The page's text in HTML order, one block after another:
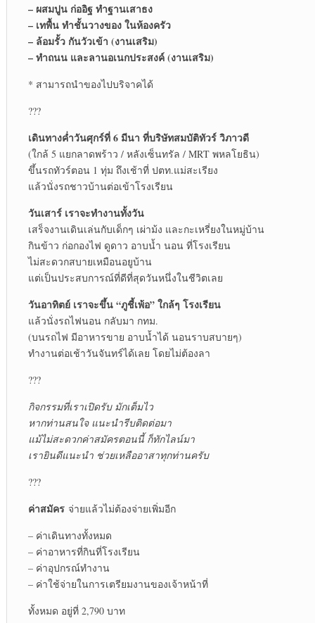
– ผสมปูน ก่ออิฐ ทำฐานเสาธง
– เทพื้น ทำชั้นวางของ ในห้องครัว
– ล้อมรั้ว กันวัวเข้า (งานเสริม)
– ทำถนน และลานอเนกประสงค์ (งานเสริม)
* สามารถนำของไปบริจาคได้
???
เดินทางค่ำวันศุกร์ที่ 6 มีนา ที่บริษัทสมบัติทัวร์ วิภาวดี
(ใกล้ 5 แยกลาดพร้าว / หลังเซ็นทรัล / MRT พหลโยธิน)
ขึ้นรถทัวร์ตอน 1 ทุ่ม ถึงเช้าที่ ปตท.แม่สะเรียง
แล้วนั่งรถชาวบ้านต่อเข้าโรงเรียน
วันเสาร์ เราจะทำงานทั้งวัน
เสร็จงานเดินเล่นกับเด็กๆ เผ่าม้ง และกะเหรี่ยงในหมู่บ้าน
กินข้าว ก่อกองไฟ ดูดาว อาบน้ำ นอน ที่โรงเรียน
ไม่สะดวกสบายเหมือนอยูบ้าน
แต่เป็นประสบการณ์ที่ดีที่สุดวันหนึ่งในชีวิตเลย
วันอาทิตย์ เราจะขึ้น “ภูชี้เพ้อ” ใกล้ๆ โรงเรียน
แล้วนั่งรถไฟนอน กลับมา กทม.
(บนรถไฟ มีอาหารขาย อาบน้ำได้ นอนราบสบายๆ)
ทำงานต่อเช้าวันจันทร์ได้เลย โดยไม่ต้องลา
???
กิจกรรมที่เราเปิดรับ มักเต็มไว
หากท่านสนใจ แนะนำรีบติดต่อมา
แม้ไม่สะดวกค่าสมัครตอนนี้ ก็ทักไลน์มา
เรายินดีแนะนำ ช่วยเหลืออาสาทุกท่านครับ
???
ค่าสมัครจ่ายแล้วไม่ต้องจ่ายเพิ่มอีก
– ค่าเดินทางทั้งหมด
– ค่าอาหารที่กินที่โรงเรียน
– ค่าอุปกรณ์ทำงาน
– ค่าใช้จ่ายในการเตรียมงานของเจ้าหน้าที่
ทั้งหมด อยู่ที่ 2,790 บาท